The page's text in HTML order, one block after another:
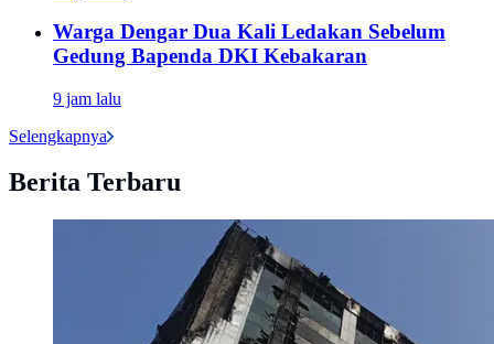
Warga Dengar Dua Kali Ledakan Sebelum
Gedung Bapenda DKI Kebakaran
9 jam lalu
Selengkapnya
Berita Terbaru